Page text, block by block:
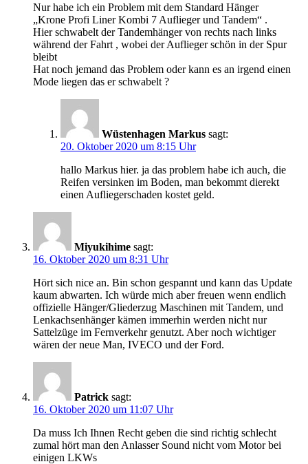
Nur habe ich ein Problem mit dem Standard Hänger
„Krone Profi Liner Kombi 7 Auflieger und Tandem“ .
Hier schwabelt der Tandemhänger von rechts nach links
während der Fahrt , wobei der Auflieger schön in der Spur
bleibt
Hat noch jemand das Problem oder kann es an irgend einen
Mode liegen das er schwabelt ?
Wüstenhagen Markus sagt:
20. Oktober 2020 um 8:15 Uhr
hallo Markus hier. ja das problem habe ich auch, die
Reifen versinken im Boden, man bekommt dierekt
einen Aufliegerschaden kostet geld.
Miyukihime sagt:
16. Oktober 2020 um 8:31 Uhr
Hört sich nice an. Bin schon gespannt und kann das Update
kaum abwarten. Ich würde mich aber freuen wenn endlich
offizielle Hänger/Gliederzug Maschinen mit Tandem, und
Lenkachsenhänger kämen immerhin werden nicht nur
Sattelzüge im Fernverkehr genutzt. Aber noch wichtiger
wären der neue Man, IVECO und der Ford.
Patrick sagt:
16. Oktober 2020 um 11:07 Uhr
Da muss Ich Ihnen Recht geben die sind richtig schlecht
zumal hört man den Anlasser Sound nicht vom Motor bei
einigen LKWs